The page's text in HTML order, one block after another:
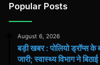
Popular Posts
August 6, 2026
बड़ी खबर : पोलियो ड्रॉप्स
जारी; स्वास्थ्य विभाग ने